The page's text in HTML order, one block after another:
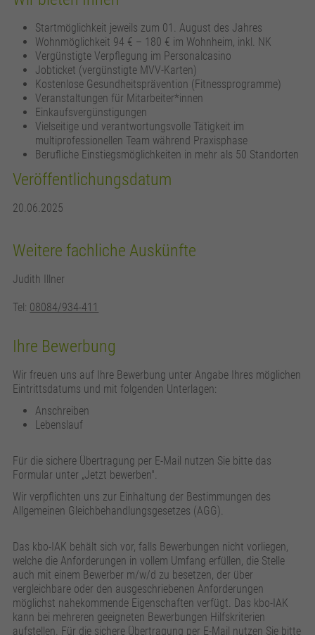
Startmöglichkeit jeweils zum 01. August des Jahres
Wohnmöglichkeit 94 € – 180 € im Wohnheim, inkl. NK
Vergünstigte Verpflegung im Personalcasino
Jobticket (vergünstigte MVV-Karten)
Kostenlose Gesundheitsprävention (Fitnessprogramme)
Veranstaltungen für Mitarbeiter*innen
Einkaufsvergünstigungen
Vielseitige und verantwortungsvolle Tätigkeit im
multiprofessionellen Team während Praxisphase
Berufliche Einstiegsmöglichkeiten in mehr als 50 Standorten
Veröffentlichungsdatum
20.06.2025
Weitere fachliche Auskünfte
Judith Illner
Tel: 08084/934-411
Ihre Bewerbung
Wir freuen uns auf Ihre Bewerbung unter Angabe Ihres möglichen
Eintrittsdatums und mit folgenden Unterlagen:
Anschreiben
Lebenslauf
Für die sichere Übertragung per E-Mail nutzen Sie bitte das
Formular unter „Jetzt bewerben".
Wir verpflichten uns zur Einhaltung der Bestimmungen des
Allgemeinen Gleichbehandlungsgesetzes (AGG).
Das kbo-IAK behält sich vor, falls Bewerbungen nicht vorliegen,
welche die Anforderungen in vollem Umfang erfüllen, die Stelle
auch mit einem Bewerber m/w/d zu besetzen, der über
vergleichbare oder den ausgeschriebenen Anforderungen
möglichst nahekommende Eigenschaften verfügt. Das kbo-IAK
kann bei mehreren geeigneten Bewerbungen Hilfskriterien
aufstellen. Für die sichere Übertragung per E-Mail nutzen Sie bitte